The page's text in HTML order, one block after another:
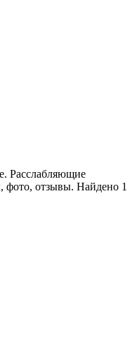
Расслабляющие
отзывы. Найдено 1